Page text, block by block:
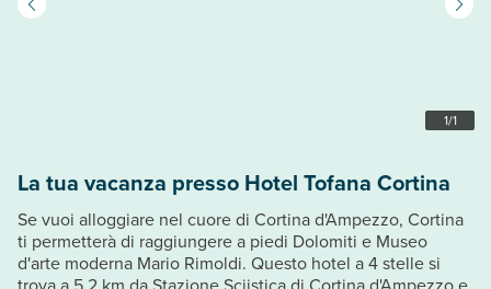
1/1
La tua vacanza presso Hotel Tofana Cortina
Se vuoi alloggiare nel cuore di Cortina d'Ampezzo, Cortina
ti permetterà di raggiungere a piedi Dolomiti e Museo
d'arte moderna Mario Rimoldi. Questo hotel a 4 stelle si